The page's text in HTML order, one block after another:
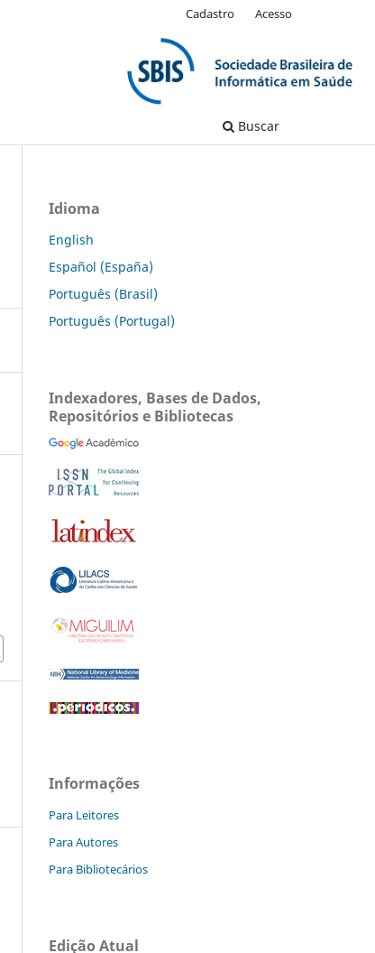
Buscar
Cadastro Acesso
Idioma
English
Español (España)
Português (Brasil)
Português (Portugal)
Indexadores, Bases de Dados,
Repositórios e Bibliotecas
Informações
Para Leitores
Para Autores
Para Bibliotecários
Edição Atual